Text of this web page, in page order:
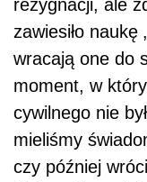
rezygnacji, ale
zawiesiło naukę
wracają one do
moment, w
cywilnego nie
mieliśmy
czy później